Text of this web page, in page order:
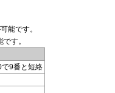
能です。
す。
で9番と短絡